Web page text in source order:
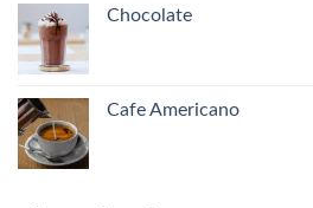
Chocolate
Cafe Americano